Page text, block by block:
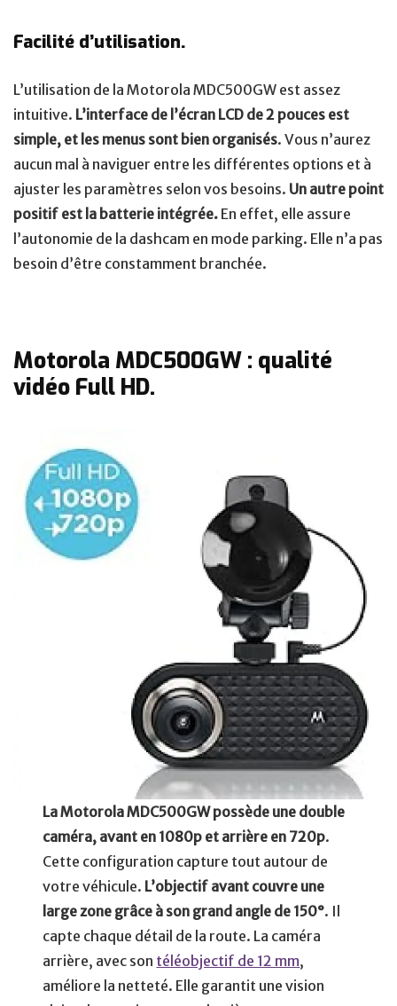
Facilité d’utilisation.
L’utilisation de la Motorola MDC500GW est assez
intuitive. L’interface de l’écran LCD de 2 pouces est
simple, et les menus sont bien organisés. Vous n’aurez
aucun mal à naviguer entre les différentes options et à
ajuster les paramètres selon vos besoins. Un autre point
positif est la batterie intégrée. En effet, elle assure
l’autonomie de la dashcam en mode parking. Elle n’a pas
besoin d’être constamment branchée.
Motorola MDC500GW : qualité
vidéo Full HD.
La Motorola MDC500GW possède une double
caméra, avant en 1080p et arrière en 720p.
Cette configuration capture tout autour de
votre véhicule. L’objectif avant couvre une
large zone grâce à son grand angle de 150°. Il
capte chaque détail de la route. La caméra
arrière, avec son téléobjectif de 12 mm,
améliore la netteté. Elle garantit une vision